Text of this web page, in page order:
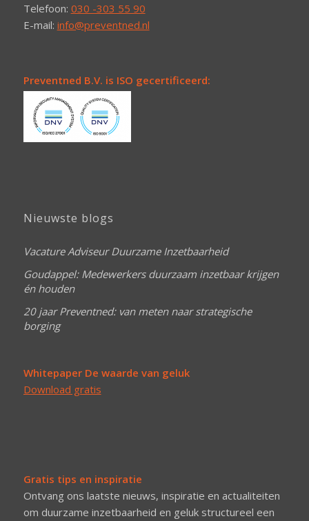
Telefoon: 030 -303 55 90
E-mail: info@preventned.nl
Preventned B.V. is ISO gecertificeerd:
Nieuwste blogs
Vacature Adviseur Duurzame Inzetbaarheid
Goudappel: Medewerkers duurzaam inzetbaar krijgen
én houden
20 jaar Preventned: van meten naar strategische
borging
Whitepaper De waarde van geluk
Download gratis
Gratis tips en inspiratie
Ontvang ons laatste nieuws, inspiratie en actualiteiten
om duurzame inzetbaarheid en geluk structureel een